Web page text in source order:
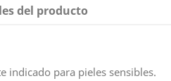
del producto
indicado para pieles sensibles.